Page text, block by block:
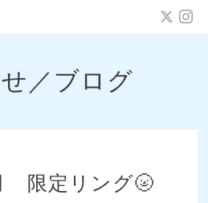
／ブログ
限定リング🌝